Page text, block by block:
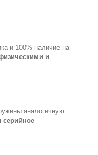
и 100% наличие на
и
аналогичную
серийное